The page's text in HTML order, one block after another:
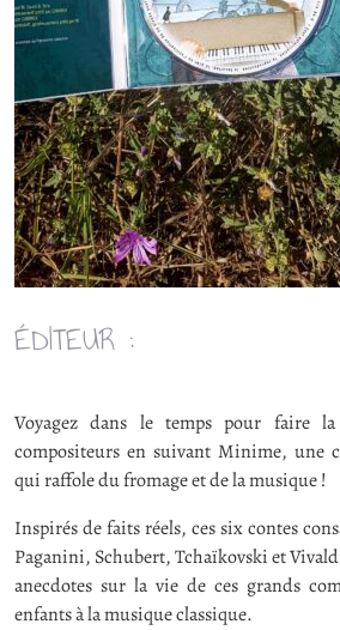
ÉDITEUR :
Voyagez dans le temps pour faire
compositeurs en suivant Minime, une
qui raffole du fromage et de la musique !
Inspirés de faits réels, ces six contes
Paganini, Schubert, Tchaïkovski et
anecdotes sur la vie de ces grands
enfants à la musique classique.